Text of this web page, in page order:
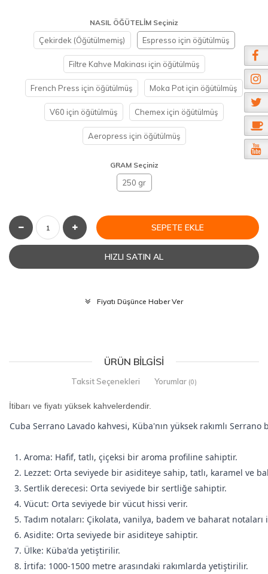
NASIL ÖĞÜTELİM Seçiniz
Çekirdek (Öğütülmemiş) Espresso için öğütülmüş
Filtre Kahve Makinası için öğütülmüş
French Press için öğütülmüş Moka Pot için öğütülmüş
V60 için öğütülmüş Chemex için öğütülmüş
Aeropress için öğütülmüş
GRAM Seçiniz
250 gr
SEPETE EKLE
HIZLI SATIN AL
Fiyatı Düşünce Haber Ver
ÜRÜN BILGISI
Taksit Seçenekleri Yorumlar (0)
İtibarı ve fiyatı yüksek kahvelerdendir.
Cuba Serrano Lavado kahvesi, Küba'nın yüksek rakımlı
1. Aroma: Hafif, tatlı, çiçeksi bir aroma profiline sahiptir.
2. Lezzet: Orta seviyede bir asiditeye sahip, tatlı, karamel ve
3. Sertlik derecesi: Orta seviyede bir sertliğe sahiptir.
4. Vücut: Orta seviyede bir vücut hissi verir.
5. Tadım notaları: Çikolata, vanilya, badem ve baharat notaları
6. Asidite: Orta seviyede bir asiditeye sahiptir.
7. Ülke: Küba'da yetiştirilir.
8. İrtifa: 1000-1500 metre arasındaki rakımlarda yetiştirilir.